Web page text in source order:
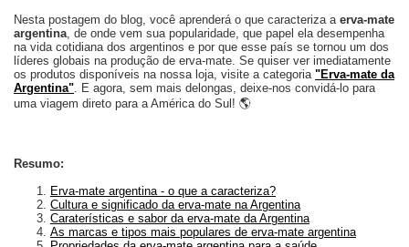
Nesta postagem do blog, você aprenderá o que caracteriza a erva-mate
argentina, de onde vem sua popularidade, que papel ela desempenha
na vida cotidiana dos argentinos e por que esse país se tornou um dos
líderes globais na produção de erva-mate. Se quiser ver imediatamente
os produtos disponíveis na nossa loja, visite a categoria "Erva-mate da
Argentina". E agora, sem mais delongas, deixe-nos convidá-lo para
uma viagem direto para a América do Sul! 🌎
Resumo:
Erva-mate argentina - o que a caracteriza?
Cultura e significado da erva-mate na Argentina
Caraterísticas e sabor da erva-mate da Argentina
As marcas e tipos mais populares de erva-mate argentina